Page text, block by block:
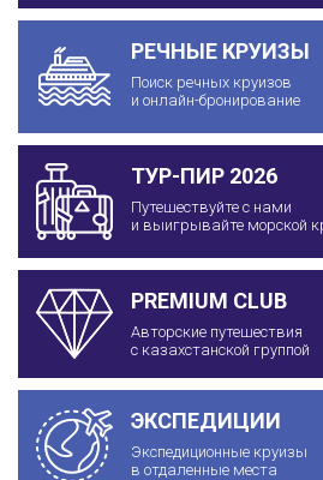
РЕЧНЫЕ КРУИЗЫ
Поиск речных круизов
и онлайн-бронирование
ТУР-ПИР 2026
Путешествуйте с нами
и выигрывайте морской
PREMIUM CLUB
Авторские путешествия
с казахстанской группой
ЭКСПЕДИЦИИ
Экспедиционные круизы
в отдаленные места